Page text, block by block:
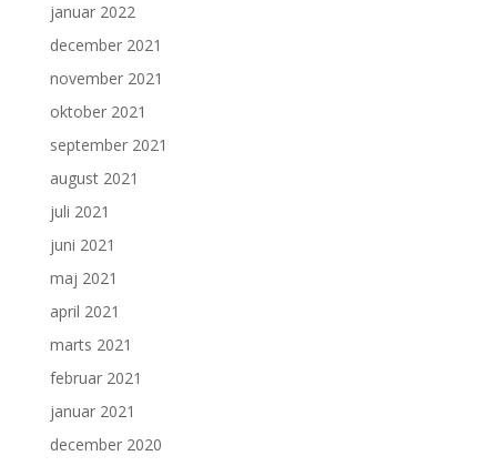
januar 2022
december 2021
november 2021
oktober 2021
september 2021
august 2021
juli 2021
juni 2021
maj 2021
april 2021
marts 2021
februar 2021
januar 2021
december 2020